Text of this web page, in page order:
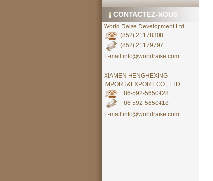
CONTACTEZ-NOUS
World Raise Development Ltd
(852) 21178308
(852) 21179797
E-mail:info@worldraise.com
XIAMEN HENGHEXING
IMPORT&EXPORT CO., LTD.
+86-592-5650428
+86-592-5650418
E-mail:info@worldraise.com